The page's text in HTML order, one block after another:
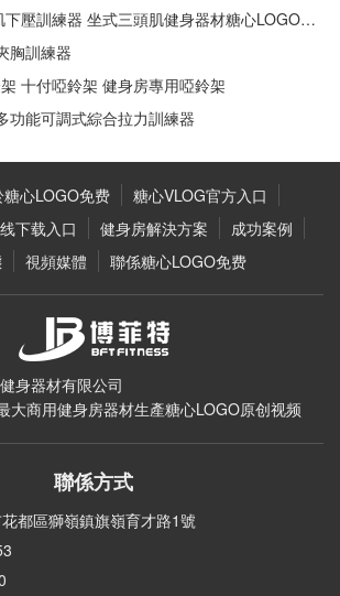
訓練器 坐式三頭肌健身器材糖心LOGO原创视频
胸訓練器
十付啞鈴架 健身房專用啞鈴架
功能可調式綜合拉力訓練器
糖心LOGO免费
糖心VLOG官方入口
下载入口
健身房解決方案
成功案例
視頻媒體 聯係糖心LOGO免费
身器材有限公司
用健身房器材生產糖心LOGO原创视频
聯係方式
都區獅嶺鎮旗嶺育才路1號